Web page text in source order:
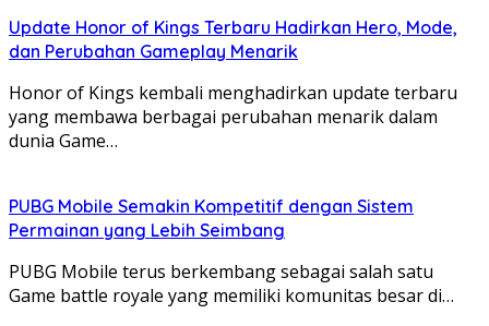
bermain!
Update Honor of Kings Terbaru Hadirkan Hero, Mode,
dan Perubahan Gameplay Menarik
Honor of Kings kembali menghadirkan update terbaru
yang membawa berbagai perubahan menarik dalam
dunia Game…
PUBG Mobile Semakin Kompetitif dengan Sistem
Permainan yang Lebih Seimbang
PUBG Mobile terus berkembang sebagai salah satu
Game battle royale yang memiliki komunitas besar di…